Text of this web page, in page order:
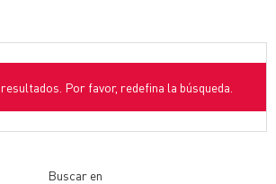
Por favor, redefina la búsqueda.
Buscar en